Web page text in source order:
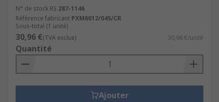
N° de stock RS 287-1146
Référence fabricant PXM6012/04S/CR
Sous-total (1 unité)
30,96 €(TVA exclue) 30,96 €/unité
Quantité
Ajouter